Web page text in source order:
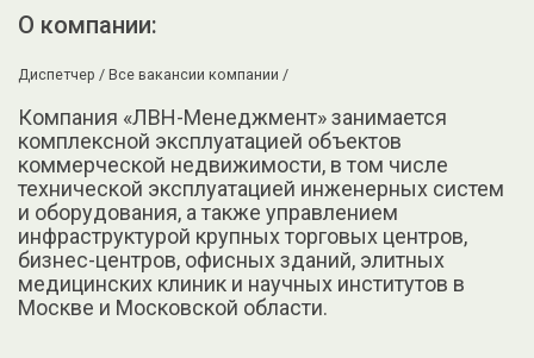
О компании:
Диспетчер / Все вакансии компании /
Компания «ЛВН-Менеджмент» занимается
комплексной эксплуатацией объектов
коммерческой недвижимости, в том числе
технической эксплуатацией инженерных систем
и оборудования, а также управлением
инфраструктурой крупных торговых центров,
бизнес-центров, офисных зданий, элитных
медицинских клиник и научных институтов в
Москве и Московской области.